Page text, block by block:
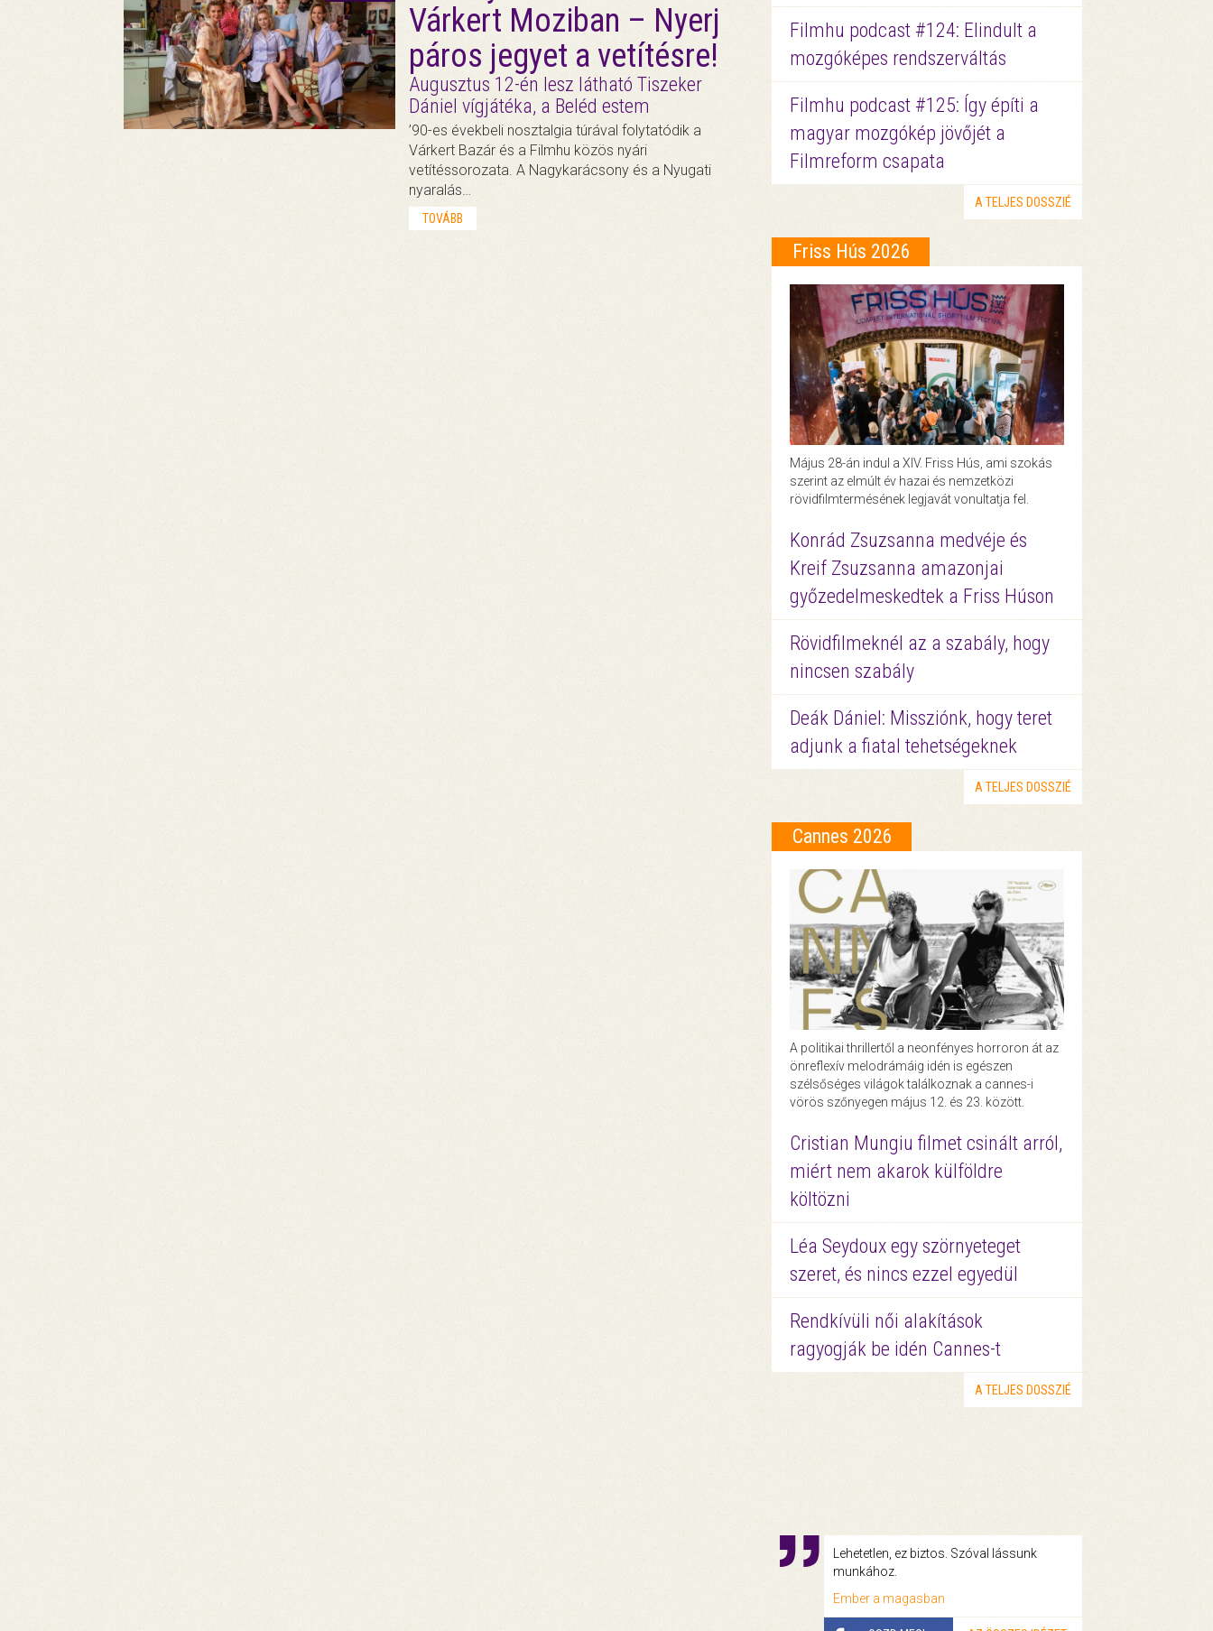
Várkert Moziban – Nyerj
páros jegyet a vetítésre!
Augusztus 12-én lesz látható Tiszeker
Dániel vígjátéka, a Beléd estem
’90-es évekbeli nosztalgia túrával folytatódik a
Várkert Bazár és a Filmhu közös nyári
vetítéssorozata. A Nagykarácsony és a Nyugati
nyaralás…
TOVÁBB
Filmhu podcast #124: Elindult a
mozgóképes rendszerváltás
Filmhu podcast #125: Így építi a
magyar mozgókép jövőjét a
Filmreform csapata
A TELJES DOSSZIÉ
Friss Hús 2026
Május 28-án indul a XIV. Friss Hús, ami szokás
szerint az elmúlt év hazai és nemzetközi
rövidfilmtermésének legjavát vonultatja fel.
Konrád Zsuzsanna medvéje és
Kreif Zsuzsanna amazonjai
győzedelmeskedtek a Friss Húson
Rövidfilmeknél az a szabály, hogy
nincsen szabály
Deák Dániel: Missziónk, hogy teret
adjunk a fiatal tehetségeknek
A TELJES DOSSZIÉ
Cannes 2026
A politikai thrillertől a neonfényes horroron át az
önreflexív melodrámáig idén is egészen
szélsőséges világok találkoznak a cannes-i
vörös szőnyegen május 12. és 23. között.
Cristian Mungiu filmet csinált arról,
miért nem akarok külföldre
költözni
Léa Seydoux egy szörnyeteget
szeret, és nincs ezzel egyedül
Rendkívüli női alakítások
ragyogják be idén Cannes-t
A TELJES DOSSZIÉ
Lehetetlen, ez biztos. Szóval lássunk
munkához.
Ember a magasban